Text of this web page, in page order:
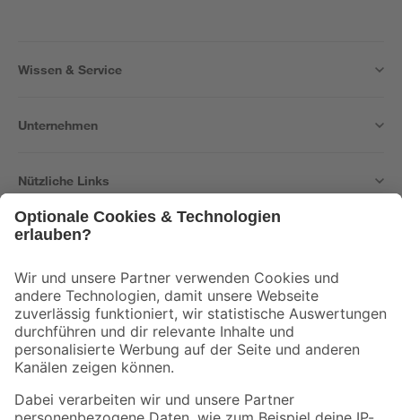
Wissen & Service
Unternehmen
Nützliche Links
Der toom Newsletter: Keine Angebote und Aktionen mehr verpassen!
Zur Newsletter Anmeldung
Folge uns